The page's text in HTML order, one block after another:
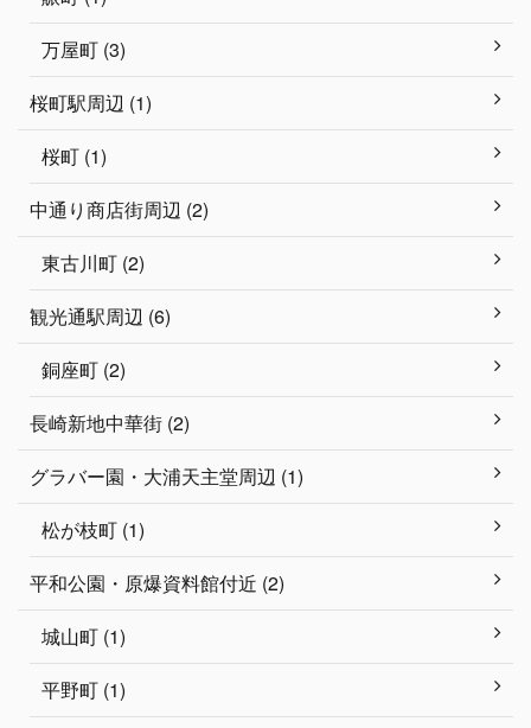
万屋町 (3)
桜町駅周辺 (1)
桜町 (1)
中通り商店街周辺 (2)
東古川町 (2)
観光通駅周辺 (6)
銅座町 (2)
長崎新地中華街 (2)
グラバー園・大浦天主堂周辺 (1)
松が枝町 (1)
平和公園・原爆資料館付近 (2)
城山町 (1)
平野町 (1)